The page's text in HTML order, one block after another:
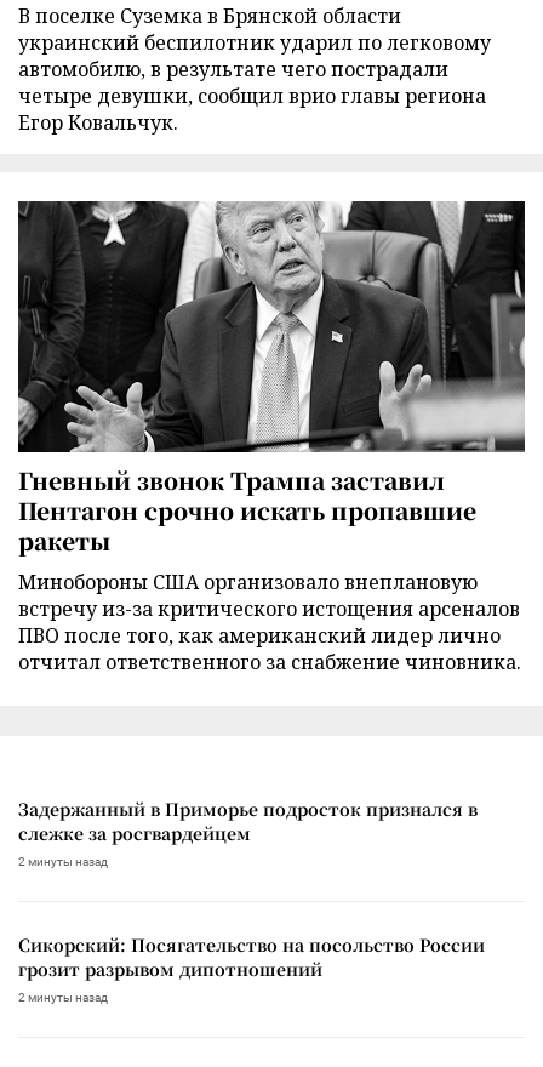
В поселке Суземка в Брянской области
украинский беспилотник ударил по легковому
автомобилю, в результате чего пострадали
четыре девушки, сообщил врио главы региона
Егор Ковальчук.
Гневный звонок Трампа заставил
Пентагон срочно искать пропавшие
ракеты
Минобороны США организовало внеплановую
встречу из-за критического истощения арсеналов
ПВО после того, как американский лидер лично
отчитал ответственного за снабжение чиновника.
Задержанный в Приморье подросток признался в
слежке за росгвардейцем
2 минуты назад
Сикорский: Посягательство на посольство России
грозит разрывом дипотношений
2 минуты назад